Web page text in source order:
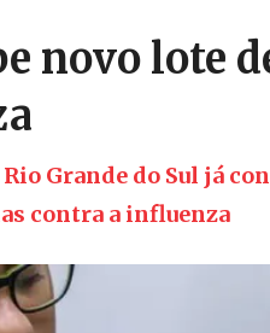
novo lote
Grande do Sul já
contra a influenza